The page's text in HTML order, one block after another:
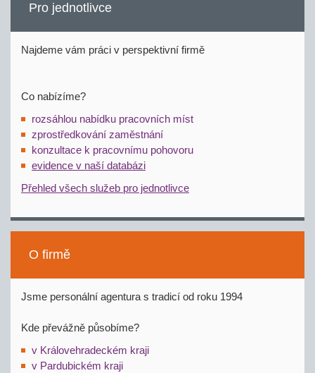
Pro jednotlivce
Najdeme vám práci v perspektivní firmě
Co nabízíme?
rozsáhlou nabídku pracovních míst
zprostředkování zaměstnání
konzultace k pracovnímu pohovoru
evidence v naší databázi
Přehled všech služeb pro jednotlivce
O firmě
Jsme personální agentura s tradicí od roku 1994
Kde převážně působíme?
v Královehradeckém kraji
v Pardubickém kraji